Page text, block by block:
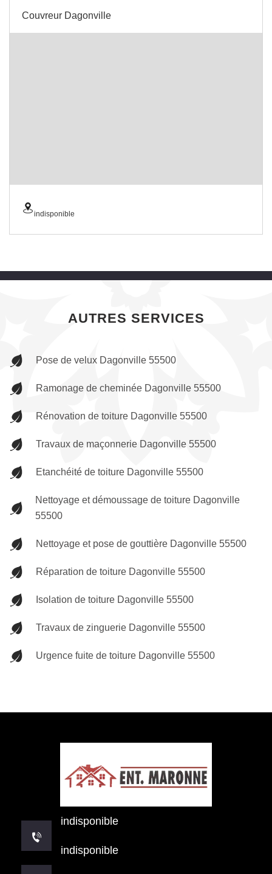
Couvreur Dagonville
indisponible
AUTRES SERVICES
Pose de velux Dagonville 55500
Ramonage de cheminée Dagonville 55500
Rénovation de toiture Dagonville 55500
Travaux de maçonnerie Dagonville 55500
Etanchéité de toiture Dagonville 55500
Nettoyage et démoussage de toiture Dagonville
55500
Nettoyage et pose de gouttière Dagonville 55500
Réparation de toiture Dagonville 55500
Isolation de toiture Dagonville 55500
Travaux de zinguerie Dagonville 55500
Urgence fuite de toiture Dagonville 55500
indisponible
indisponible